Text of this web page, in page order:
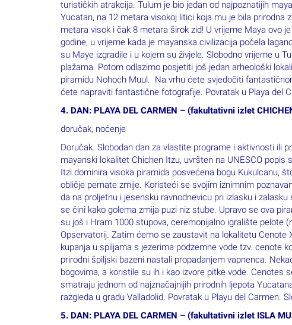
su Maye izgradile i u kojem su živjele. Slobodno vrijeme u
plažama. Potom odlazimo posjetiti još jedan arheološki
piramidu Nohoch Muul. Na vrhu ćete svjedočiti
ćete napraviti fantastične fotografije. Povratak u Playa del
4. DAN: PLAYA DEL CARMEN – (fakultativni izlet
doručak, noćenje
Doručak. Slobodan dan za vlastite programe i aktivnosti ili
mayanski lokalitet Chichen Itzu, uvršten na UNESCO
Itzi dominira visoka piramida posvećena bogu Kukulcanu,
obličje pernate zmije. Koristeći se svojim iznimnim
da na proljetnu i jesensku ravnodnevicu pri izlasku i
se čini kako golema zmija puzi niz stube. Upravo se ova
su još i Hram 1000 stupova, ceremonijalno igralište pelote
Opservatorij. Zatim ćemo se zaustavit na lokalitetu
kupanja u spiljama s jezerima podzemne vode tzv. cenote
prirodni špiljski bazeni nastali propadanjem vapnenca.
bogovima, a koristile su ih i kao izvore pitke vode.
smatraju jednom od najznačajnijih prirodnih ljepota
razgleda u gradu Valladolid. Povratak u Playu del Carmen.
5. DAN: PLAYA DEL CARMEN – (fakultativni izlet ISLA
doručak, noćenje
Nakon doručka u hotelu predlažemo odlazak na fakultativni